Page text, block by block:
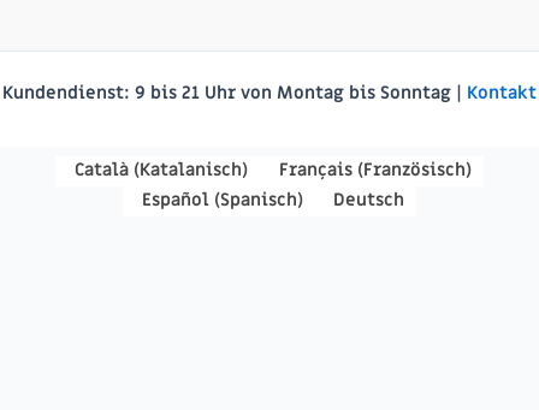
Kundendienst: 9 bis 21 Uhr von Montag bis Sonntag | Kontakt
Català (Katalanisch) Français(Französisch)
Español(Spanisch) Deutsch